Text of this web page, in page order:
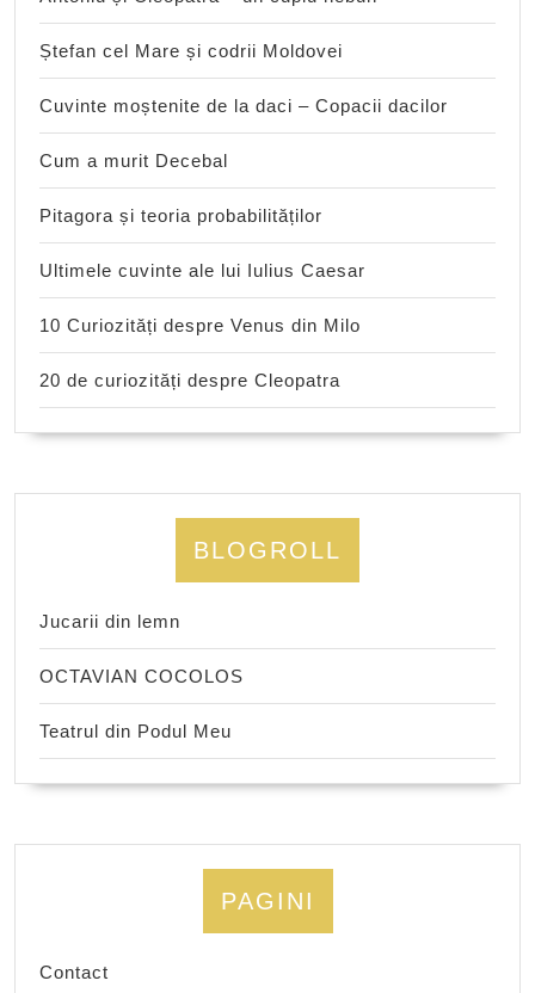
Ștefan cel Mare și codrii Moldovei
Cuvinte moștenite de la daci – Copacii dacilor
Cum a murit Decebal
Pitagora și teoria probabilităților
Ultimele cuvinte ale lui Iulius Caesar
10 Curiozități despre Venus din Milo
20 de curiozități despre Cleopatra
BLOGROLL
Jucarii din lemn
OCTAVIAN COCOLOS
Teatrul din Podul Meu
PAGINI
Contact